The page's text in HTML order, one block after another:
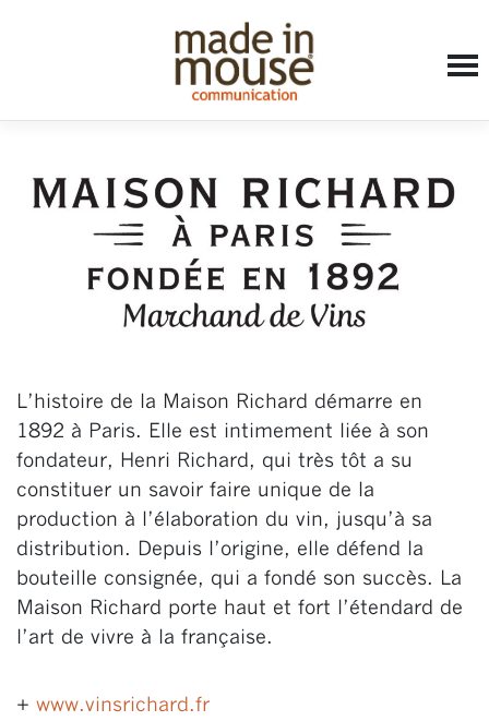
L’histoire de la Maison Richard démarre en
1892 à Paris. Elle est intimement liée à son
fondateur, Henri Richard, qui très tôt a su
constituer un savoir faire unique de la
production à l’élaboration du vin, jusqu’à sa
distribution. Depuis l’origine, elle défend la
bouteille consignée, qui a fondé son succès. La
Maison Richard porte haut et fort l’étendard de
l’art de vivre à la française.
+ www.vinsrichard.fr